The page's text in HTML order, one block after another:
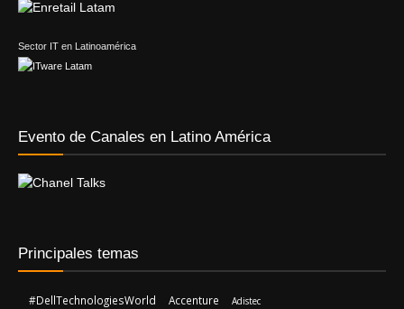
Sector IT en Latinoamérica
Evento de Canales en Latino América
Principales temas
#DellTechnologiesWorld Accenture Adistec